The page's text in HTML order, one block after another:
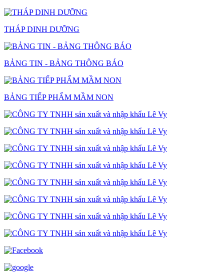
THÁP DINH DƯỠNG
BẢNG TIN - BẢNG THÔNG BÁO
BẢNG TIẾP PHẨM MẦM NON